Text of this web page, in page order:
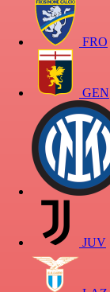
FRO
GEN
JUV